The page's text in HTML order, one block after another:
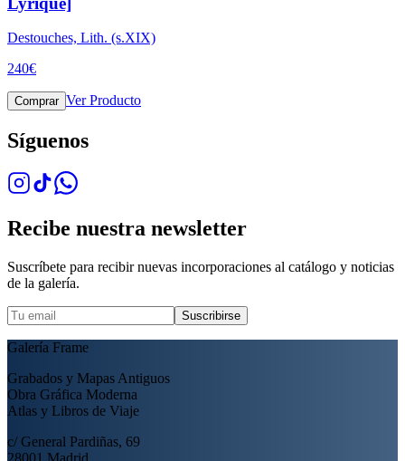
Destouches, Lith. (s.XIX)
240€
Comprar Ver Producto
Síguenos
Recibe nuestra newsletter
Suscríbete para recibir nuevas incorporaciones al catálogo y noticias
de la galería.
Suscribirse
Galería Frame
Grabados y Mapas Antiguos
Obra Gráfica Moderna
Atlas y Libros de Viaje
c/ General Pardiñas, 69
28001 Madrid